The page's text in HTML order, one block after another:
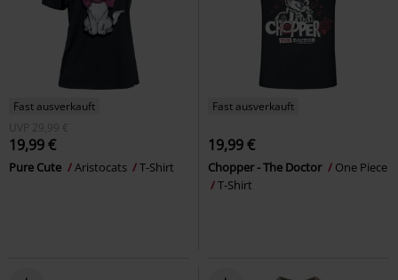
Fast ausverkauft
UVP
29,99 €
19,99 €
Pure Cute Aristocats T-Shirt
Fast ausverkauft
19,99 €
Chopper - The Doctor
One Piece
T-Shirt